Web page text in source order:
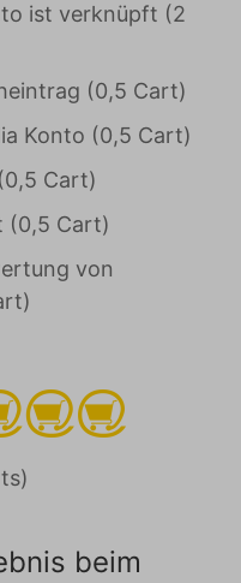
ist verknüpft (2
(0,5 Cart)
Konto (0,5 Cart)
Cart)
(0,5 Cart)
von
beim